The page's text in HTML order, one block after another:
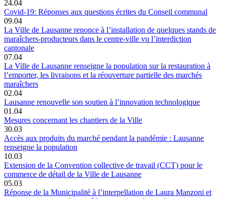
24.04
Covid-19: Réponses aux questions écrites du Conseil communal
09.04
La Ville de Lausanne renonce à l’installation de quelques stands de
maraîchers-producteurs dans le centre-ville vu l’interdiction
cantonale
07.04
La Ville de Lausanne renseigne la population sur la restauration à
l’emporter, les livraisons et la réouverture partielle des marchés
maraîchers
02.04
Lausanne renouvelle son soutien à l’innovation technologique
01.04
Mesures concernant les chantiers de la Ville
30.03
Accès aux produits du marché pendant la pandémie : Lausanne
renseigne la population
10.03
Extension de la Convention collective de travail (CCT) pour le
commerce de détail de la Ville de Lausanne
05.03
Réponse de la Municipalité à l’interpellation de Laura Manzoni et